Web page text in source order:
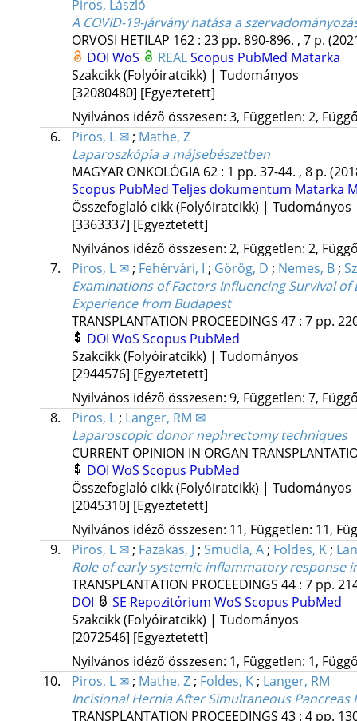
Piros, László
A COVID-19-járvány hatása a
ORVOSI HETILAP 162: 23 pp. 890-896. , 7 p.
DOI WoS REALScopus PubMed Matarka
Szakcikk (Folyóiratcikk) | Tudományos
[32080480] [Egyeztetett]
Nyilvános idéző összesen: 3, Független: 2,
6.
Piros, L ✉; Mathe, Z
Laparoszkópia a májsebészetben
MAGYAR ONKOLÓGIA 62: 1 pp. 37-44. , 8 p.
Scopus PubMed Teljes dokumentum Matarka
Összefoglaló cikk (Folyóiratcikk) | Tudományos
[3363337] [Egyeztetett]
Nyilvános idéző összesen: 2, Független: 2,
7.
Piros, L ✉; Fehérvári, I ; Görög, D ; Nemes, B;
Examinations of Factors Influencing Survival
Experience from Budapest
TRANSPLANTATION PROCEEDINGS 47: 7 pp.
DOI WoS Scopus PubMed
Szakcikk (Folyóiratcikk) | Tudományos
[2944576] [Egyeztetett]
Nyilvános idéző összesen: 9, Független: 7,
8.
Piros, L; Langer, RM ✉
Laparoscopic donor nephrectomy techniques
CURRENT OPINION IN ORGAN
DOI WoS Scopus PubMed
Összefoglaló cikk (Folyóiratcikk) | Tudományos
[2045310] [Egyeztetett]
Nyilvános idéző összesen: 11, Független: 11,
9.
Piros, L ✉; Fazakas, J ; Smudla, A; Foldes, K;
Role of early systemic inflammatory
TRANSPLANTATION PROCEEDINGS 44: 7 pp.
DOI
SE Repozitórium WoS Scopus PubMed
Szakcikk (Folyóiratcikk) | Tudományos
[2072546] [Egyeztetett]
Nyilvános idéző összesen: 1, Független: 1,
10.
Piros, L ✉; Mathe, Z; Foldes, K; Langer, RM
Incisional Hernia After Simultaneous
TRANSPLANTATION PROCEEDINGS 43: 4 pp.